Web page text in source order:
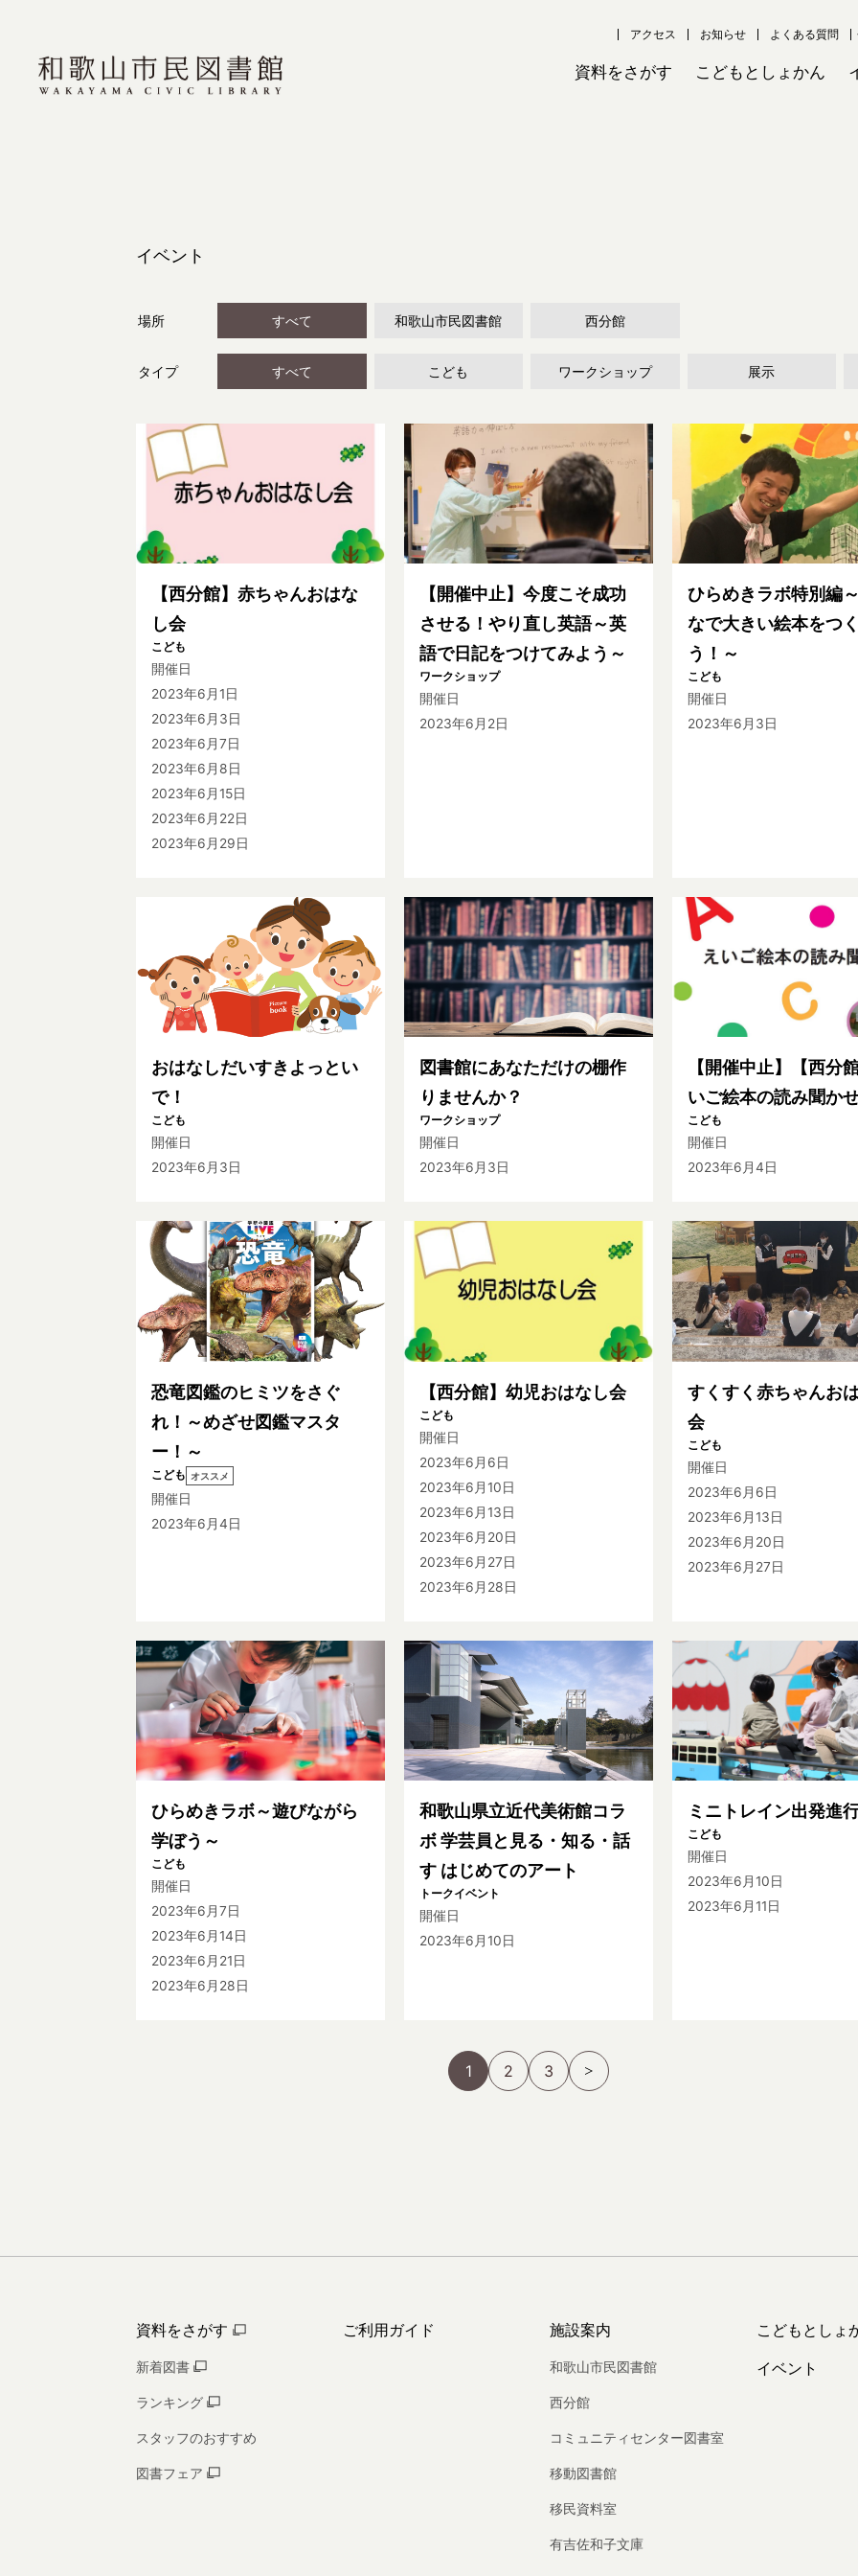
アクセス お知らせ よくある質問
資料をさがす こどもとしょかん
イベント
場所 すべて 和歌山市民図書館 西分館
タイプ すべて こども ワークショップ 展示
【西分館】赤ちゃんおはな
し会
こども
開催日
2023年6月1日
2023年6月3日
2023年6月7日
2023年6月8日
2023年6月15日
2023年6月22日
2023年6月29日
【開催中止】今度こそ成功
させる！やり直し英語～英
語で日記をつけてみよう～
ワークショップ
開催日
2023年6月2日
ひらめきラボ特別編
なで大きい絵本をつ
う！～
こども
開催日
2023年6月3日
おはなしだいすきよっとい
で！
こども
開催日
2023年6月3日
図書館にあなただけの棚作
りませんか？
ワークショップ
開催日
2023年6月3日
【開催中止】【西分
いご絵本の読み聞か
こども
開催日
2023年6月4日
恐竜図鑑のヒミツをさぐ
れ！～めざせ図鑑マスタ
ー！～
こども オススメ
開催日
2023年6月4日
【西分館】幼児おはなし会
こども
開催日
2023年6月6日
2023年6月10日
2023年6月13日
2023年6月20日
2023年6月27日
2023年6月28日
すくすく赤ちゃんお
会
こども
開催日
2023年6月6日
2023年6月13日
2023年6月20日
2023年6月27日
ひらめきラボ～遊びながら
学ぼう～
こども
開催日
2023年6月7日
2023年6月14日
2023年6月21日
2023年6月28日
和歌山県立近代美術館コラ
ボ 学芸員と見る・知る・話
す はじめてのアート
トークイベント
開催日
2023年6月10日
ミニトレイン出発進
こども
開催日
2023年6月10日
2023年6月11日
1 2 3
資料をさがす
新着図書
ランキング
スタッフのおすすめ
図書フェア
ご利用ガイド 施設案内
和歌山市民図書館
西分館
コミュニティセンター図書室
移動図書館
移民資料室
有吉佐和子文庫
こどもとしょ
イベント